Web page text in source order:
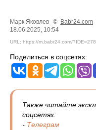
Марк Яковлев © Babr24.com
18.06.2025, 10:54
URL: https://m.babr24.com/
Поделиться в соцсетях:
Также читайте
соцсетях:
- Телеграм